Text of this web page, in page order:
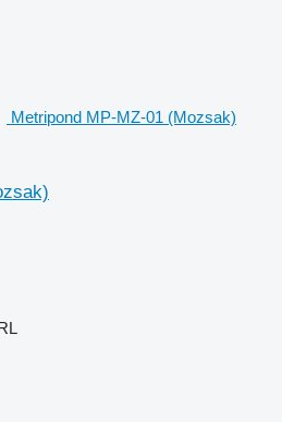
Metripond MP-MZ-01 (Mozsak)